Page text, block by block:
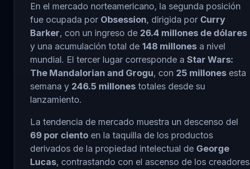
En el mercado norteamericano, la segunda posición
fue ocupada por Obsession, dirigida por Curry
Barker, con un ingreso de 26.4 millones de dólares
y una acumulación total de 148 millones a nivel
mundial. El tercer lugar corresponde a Star Wars:
The Mandalorian and Grogu, con 25 millones esta
semana y 246.5 millones totales desde su
lanzamiento.
La tendencia de mercado muestra un descenso del
69 por ciento en la taquilla de los productos
derivados de la propiedad intelectual de George
Lucas, contrastando con el ascenso de los creadores